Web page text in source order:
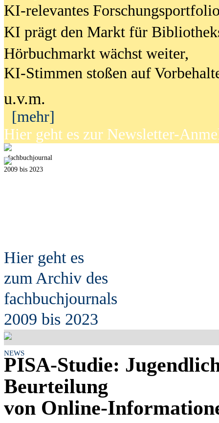
KI-relevantes
KI prägt den Markt für
Hörbuchmarkt wächst weiter,
KI-Stimmen stoßen auf
u.v.m.
[mehr]
Hier geht es zur Newsletter-
fachbuchjournal
2009 bis 2023
Hier geht es
zum Archiv des
fachbuchjournals
2009 bis 2023
NEWS
PISA-Studie:
Beurteilung
von Online-